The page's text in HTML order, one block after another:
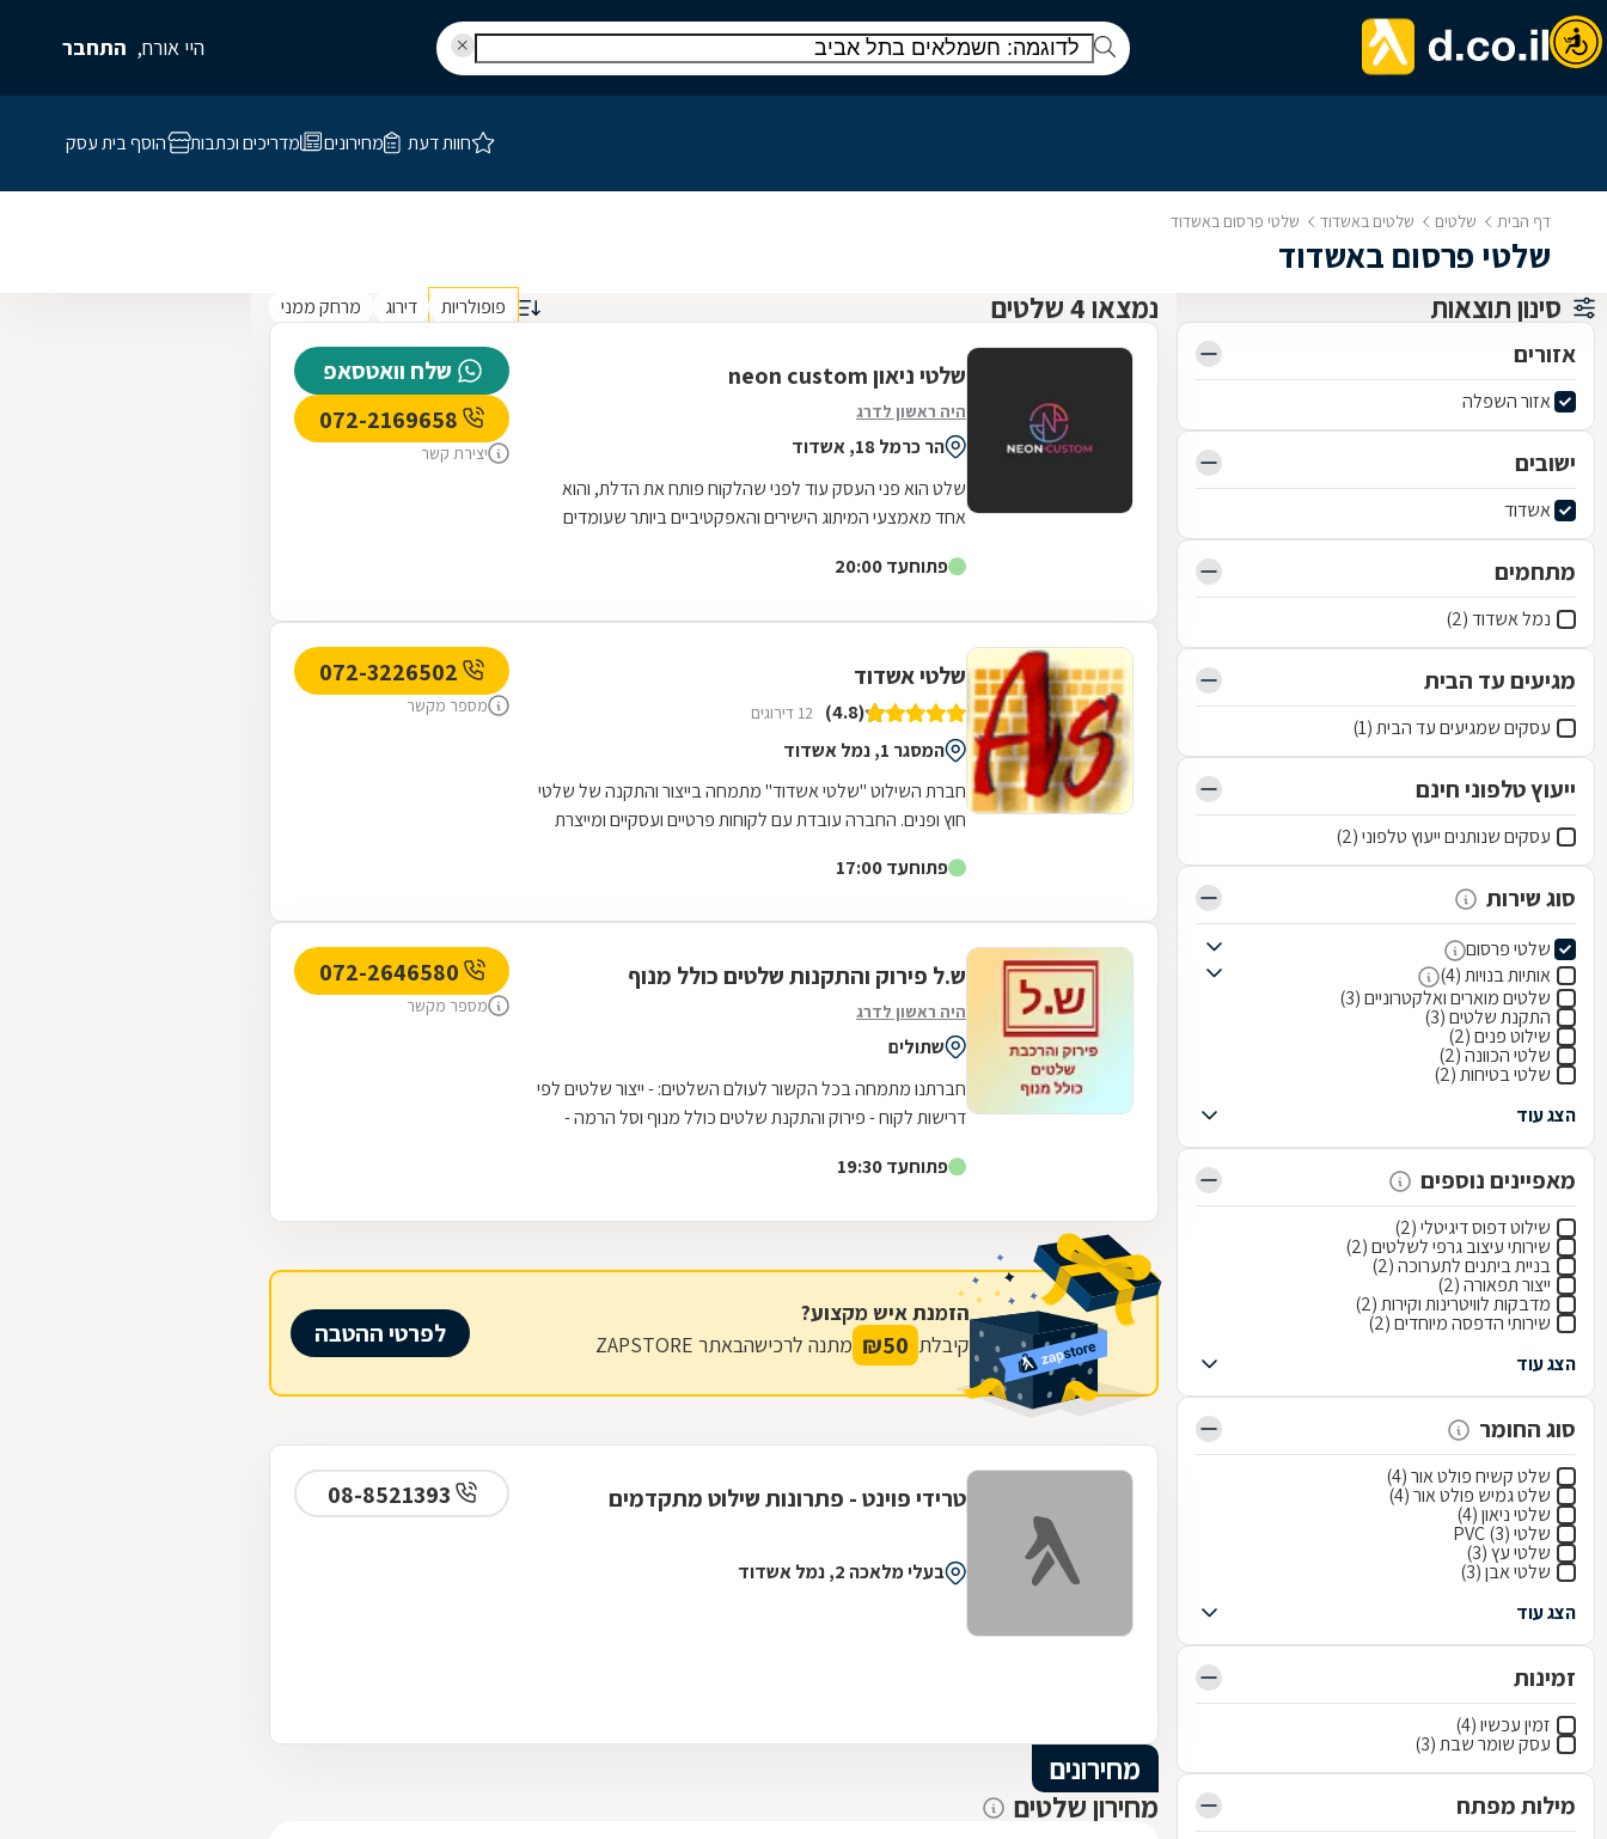
היי אורח, התחבר
חוות דעת מחירונים מדריכים וכתבות הוסף בית עסק
דף הבית שלטים שלטים באשדוד שלטי פרסום באשדוד
שלטי פרסום באשדוד
סינון תוצאות
אזורים
אזור השפלה
ישובים
אשדוד
מתחמים
נמל אשדוד (2)
מגיעים עד הבית
עסקים שמגיעים עד הבית (1)
ייעוץ טלפוני חינם
עסקים שנותנים ייעוץ טלפוני (2)
סוג שירות
שלטי פרסום
אותיות בנויות (4)
שלטים מוארים ואלקטרוניים (3)
התקנת שלטים (3)
שילוט פנים (2)
שלטי הכוונה (2)
שלטי בטיחות (2)
הצג עוד
מאפיינים נוספים
שילוט דפוס דיגיטלי (2)
שירותי עיצוב גרפי לשלטים (2)
בניית ביתנים לתערוכה (2)
ייצור תפאורה (2)
מדבקות לוויטרינות וקירות (2)
שירותי הדפסה מיוחדים (2)
הצג עוד
סוג החומר
שלט קשיח פולט אור (4)
שלט גמיש פולט אור (4)
שלטי ניאון (4)
שלטי PVC (3)
שלטי עץ (3)
שלטי אבן (3)
הצג עוד
זמינות
זמין עכשיו (4)
עסק שומר שבת (3)
מילות מפתח
נמצאו 4 שלטים פופולריות דירוג מרחק ממני
שלטי ניאון neon custom
היה ראשון לדרג
הר כרמל 18, אשדוד
שלט הוא פני העסק עוד לפני שהלקוח פותח את הדלת, והוא
אחד מאמצעי המיתוג הישירים והאפקטיביים ביותר שעומדים
פתוחעד 20:00
שלח וואטסאפ
יצירת קשר
שלטי אשדוד
(4.8) 12 דירוגים
המסגר 1, נמל אשדוד
חברת השילוט "שלטי אשדוד" מתמחה בייצור והתקנה של שלטי
חוץ ופנים. החברה עובדת עם לקוחות פרטיים ועסקיים ומייצרת
פתוחעד 17:00
מספר מקשר
ש.ל פירוק והתקנות שלטים כולל מנוף
היה ראשון לדרג
שתולים
חברתנו מתמחה בכל הקשור לעולם השלטים: - ייצור שלטים לפי
דרישות לקוח - פירוק והתקנת שלטים כולל מנוף וסל הרמה -
פתוחעד 19:30
מספר מקשר
הזמנת איש מקצוע?
קיבלת 50
₪ מתנה לרכישהבאתר ZAPSTORE לפרטי ההטבה
טרידי פוינט - פתרונות שילוט מתקדמים
בעלי מלאכה 2, נמל אשדוד
מחירונים
מחירון שלטים